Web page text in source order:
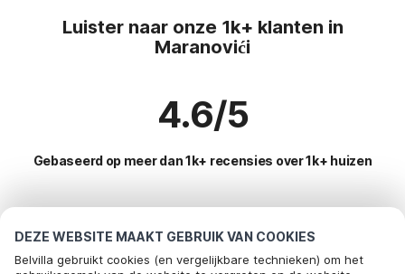
DEZE WEBSITE MAAKT GEBRUIK VAN COOKIES
Belvilla gebruikt cookies (en vergelijkbare technieken) om het
Luister naar onze 1k+ klanten in
Maranovići
4.6/5
Gebaseerd op meer dan 1k+ recensies over 1k+ huizen
Meest populaire bestemmingen voor
vakantie